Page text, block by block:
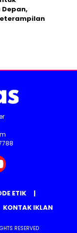
ETIK
KONTAK IKLAN
RESERVED